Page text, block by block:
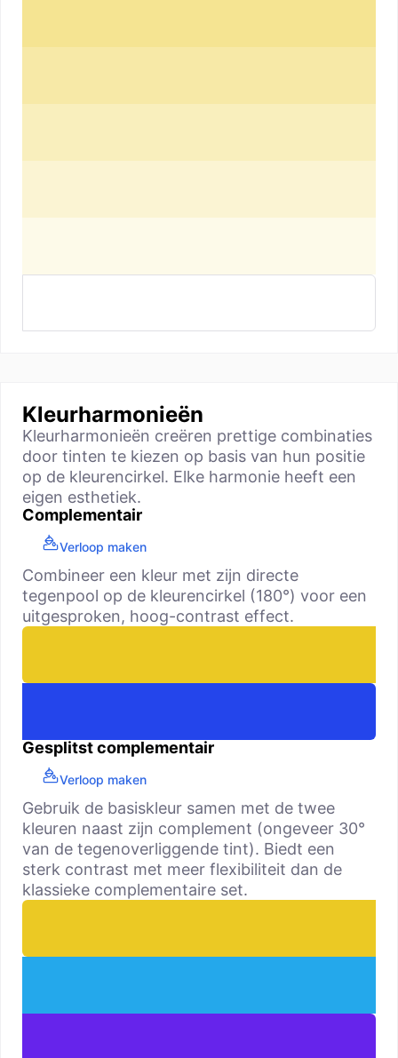
Kleurharmonieën
Kleurharmonieën creëren prettige combinaties
door tinten te kiezen op basis van hun positie
op de kleurencirkel. Elke harmonie heeft een
eigen esthetiek.
Complementair
Verloop maken
Combineer een kleur met zijn directe
tegenpool op de kleurencirkel (180°) voor een
uitgesproken, hoog-contrast effect.
Gesplitst complementair
Verloop maken
Gebruik de basiskleur samen met de twee
kleuren naast zijn complement (ongeveer 30°
van de tegenoverliggende tint). Biedt een
sterk contrast met meer flexibiliteit dan de
klassieke complementaire set.